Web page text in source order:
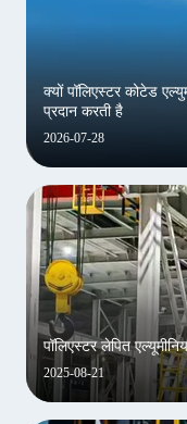
2026-07-28
क्यों पॉलिएस्टर कोटेड
प्रदान करती है
2025-08-21
पॉलिएस्टर लेपित